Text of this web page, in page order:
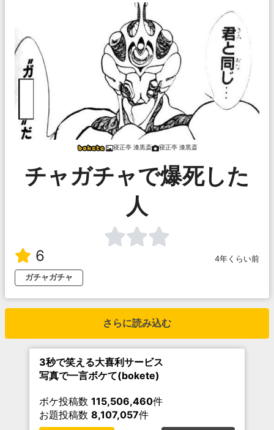
寝正亭 漆黒斎 寝正亭 漆黒斎
チャガチャで爆死した
人
6
4年くらい前
ガチャガチャ
さらに読み込む
3秒で笑える大喜利サービス
写真で一言ボケて(bokete)
ボケ投稿数 115,506,460件
お題投稿数 8,107,057件